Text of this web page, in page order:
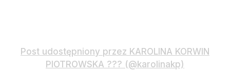
Post udostępniony przez KAROLINA KORWIN
PIOTROWSKA ??? (@karolinakp)